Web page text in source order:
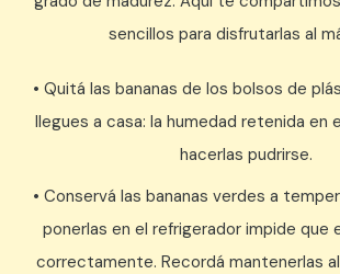
sencillos para disfrutarlas al
• Quitá las bananas de los bolsos de
llegues a casa: la humedad retenida en
hacerlas pudrirse.
• Conservá las bananas verdes a
ponerlas en el refrigerador impide que
correctamente. Recordá mantenerlas